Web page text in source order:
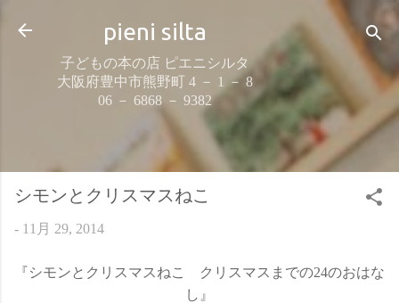
スキップしてメイン コンテンツに移動
pieni silta
子どもの本の店 ピエニシルタ
大阪府豊中市熊野町 4 － 1 － 8
06 － 6868 － 9382
シモンとクリスマスねこ
- 11月 29, 2014
『シモンとクリスマスねこ クリスマスまでの24のおはな
し』